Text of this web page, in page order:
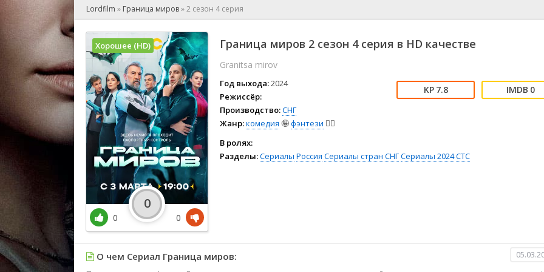
🕺 Мюзикл
👨‍💼 Новости
🎒 Приключения
👨‍💻 Реальное тв
🎤 Ток-шоу
😱 Ужасы
🧙‍♀️ Фантастика
🤠 Фильм-нуар
🧝‍♂️ Фэнтези
🏅 Церемония
Lordfilm » Граница миров»2 сезон 4 серия
Граница миров 2 сезон 4 серия в HD качестве
Granitsa mirov
Год выхода:2024
Режиссёр:
Производство:СНГ
Жанр:комедия 🤪фэнтези 🧝‍♂️
7.8 0
В ролях:
Разделы:Сериалы Россия Сериалы стран СНГСериалы 2024СТС
Хорошее (HD)
0
0
0
О чем Сериал Граница миров: